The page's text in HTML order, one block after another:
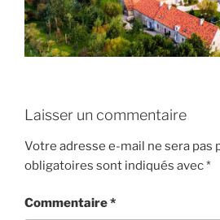
Laisser un commentaire
Votre adresse e-mail ne sera pas
obligatoires sont indiqués avec*
Commentaire*